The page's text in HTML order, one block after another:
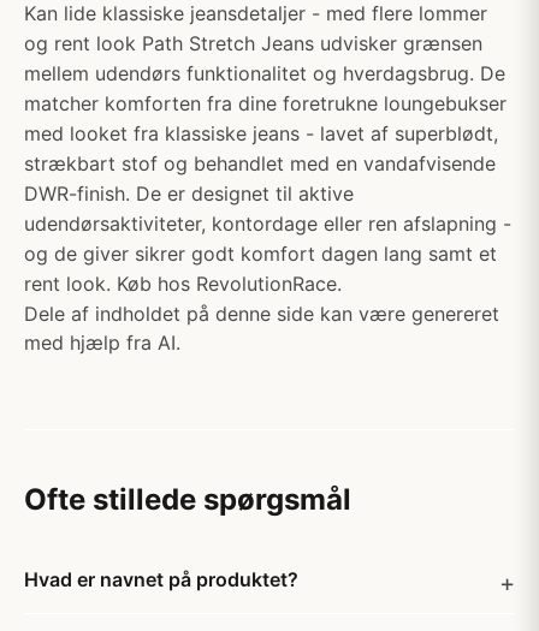
Kan lide klassiske jeansdetaljer - med flere lommer
og rent look Path Stretch Jeans udvisker grænsen
mellem udendørs funktionalitet og hverdagsbrug. De
matcher komforten fra dine foretrukne loungebukser
med looket fra klassiske jeans - lavet af superblødt,
strækbart stof og behandlet med en vandafvisende
DWR-finish. De er designet til aktive
udendørsaktiviteter, kontordage eller ren afslapning -
og de giver sikrer godt komfort dagen lang samt et
rent look. Køb hos RevolutionRace.
Dele af indholdet på denne side kan være genereret
med hjælp fra AI.
Ofte stillede spørgsmål
Hvad er navnet på produktet?